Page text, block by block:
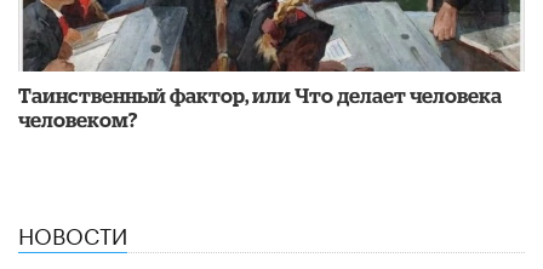
Таинственный фактор, или Что делает человека
человеком?
НОВОСТИ